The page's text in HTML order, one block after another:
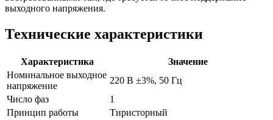
выходного напряжения.
Технические характеристики
Характеристика
Значение
Номинальное выходное
напряжение
220 В ±3%, 50 Гц
Число фаз
1
Принцип работы
Тиристорный